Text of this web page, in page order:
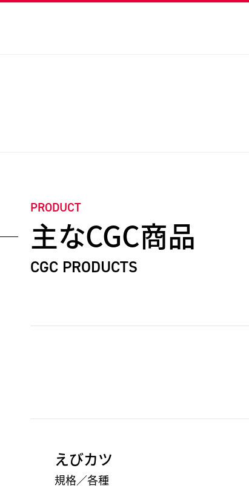
PRODUCT
主なCGC商品
CGC PRODUCTS
えびカツ
規格／各種